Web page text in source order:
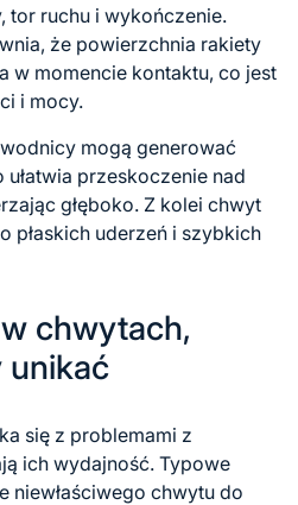
tor ruchu i wykończenie.
że powierzchnia rakiety
w momencie kontaktu, co jest
i mocy.
mogą generować
przeskoczenie nad
głęboko. Z kolei chwyt
płaskich uderzeń i szybkich
chwytach,
unikać
się z problemami z
ich wydajność. Typowe
niewłaściwego chwytu do